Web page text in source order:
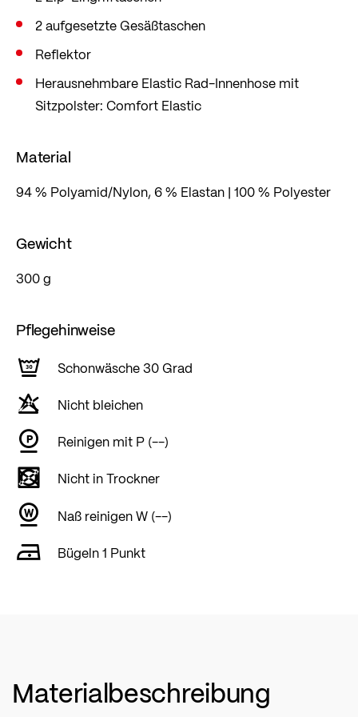
2 aufgesetzte Gesäßtaschen
Reflektor
Herausnehmbare Elastic Rad-Innenhose mit
Sitzpolster: Comfort Elastic
Material
94 % Polyamid/Nylon, 6 % Elastan | 100 % Polyester
Gewicht
300 g
Pflegehinweise
Schonwäsche 30 Grad
Nicht bleichen
Reinigen mit P (--)
Nicht in Trockner
Naß reinigen W (--)
Bügeln 1 Punkt
Materialbeschreibung